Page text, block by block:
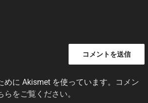
に Akismet を使っています。
コメン
らをご覧ください。